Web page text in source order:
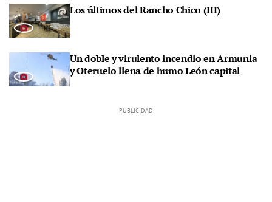
Los últimos del Rancho Chico (III)
Un doble y virulento incendio en Armunia
y Oteruelo llena de humo León capital